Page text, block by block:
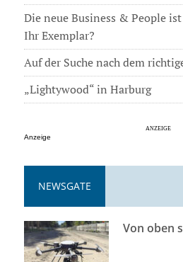
Die neue Business & People
Ihr Exemplar?
Auf der Suche nach dem
„Lightywood“ in Harburg
Anzeige
NEWSGATE
Von oben